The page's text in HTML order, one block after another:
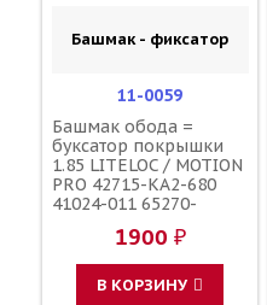
Башмак - фиксатор
11-0059
Башмак обода =
буксатор покрышки
1.85 LITELOC / MOTION
PRO 42715-KA2-680
41024-011 65270-
1900 ₽
В КОРЗИНУ